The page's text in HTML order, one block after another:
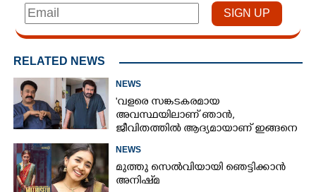
RELATED NEWS
NEWS
'വളരെ സങ്കടകരമായ
അവസ്ഥയിലാണ് ഞാൻ,
ജീവിതത്തിൽ ആദ്യമായാണ് ഇങ്ങനെ
മോഹൻലാൽ
NEWS
മുത്തു സെൽവിയായി ഞെട്ടിക്കാൻ
അനിഷ്‌മ